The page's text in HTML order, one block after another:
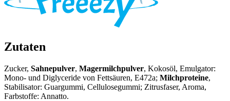
Zutaten
Zucker, Sahnepulver, Magermilchpulver, Kokosöl, Emulgator:
Mono- und Diglyceride von Fettsäuren, E472a; Milchproteine,
Stabilisator: Guargummi, Cellulosegummi; Zitrusfaser, Aroma,
Farbstoffe: Annatto.